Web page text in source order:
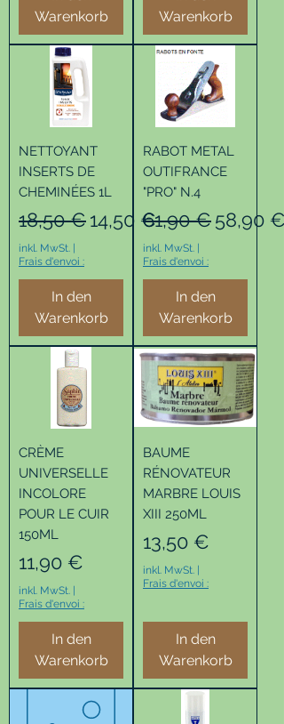
Warenkorb
Warenkorb
NETTOYANT
INSERTS DE
CHEMINÉES 1L
Standardpreis
18,50 €Sale-Preis
14,50 €
inkl. MwSt.
Frais d'envoi :
In den
Warenkorb
RABOT METAL
OUTIFRANCE
"PRO" N.4
Standardpreis
61,90 €Sale-
58,90 €
inkl. MwSt.
Frais d'envoi :
In den
Warenkorb
CRÈME
UNIVERSELLE
INCOLORE
POUR LE CUIR
150ML
Preis
11,90 €
inkl. MwSt.
Frais d'envoi :
In den
Warenkorb
BAUME
RÉNOVATEUR
MARBRE LOUIS
XIII 250ML
Preis
13,50 €
inkl. MwSt.
Frais d'envoi :
In den
Warenkorb